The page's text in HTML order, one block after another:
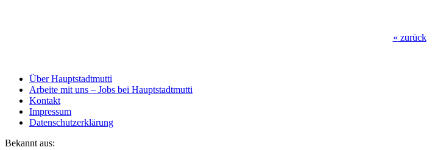
« zurück
Über Hauptstadtmutti
Arbeite mit uns – Jobs bei Hauptstadtmutti
Kontakt
Impressum
Datenschutzerklärung
Bekannt aus: